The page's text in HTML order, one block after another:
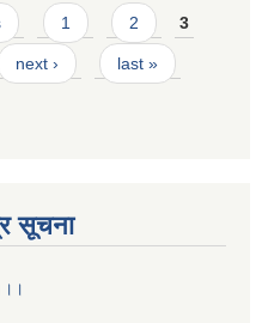
1 2 3
next › last »
सूचना